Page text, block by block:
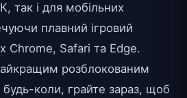
так і для мобільних
плавний ігровий
Chrome, Safari та Edge.
розблокованим
будь-коли, грайте зараз, щоб